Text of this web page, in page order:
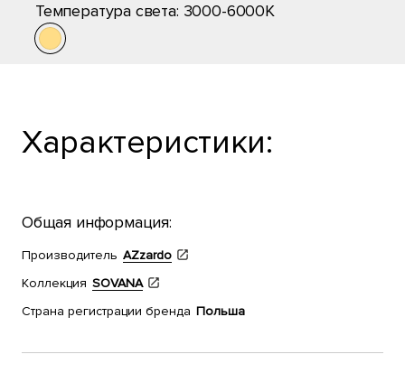
Температура света: 3000-6000K
Характеристики:
Общая информация:
Производитель AZzardo
Коллекция SOVANA
Страна регистрации бренда Польша